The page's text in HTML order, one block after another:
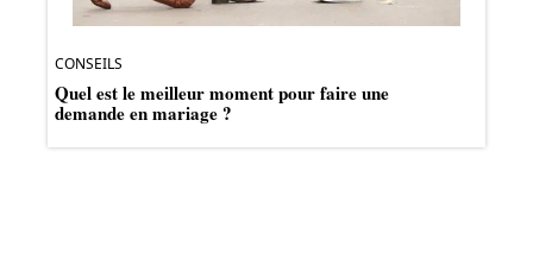
CONSEILS
Quel est le meilleur moment pour faire une
demande en mariage ?